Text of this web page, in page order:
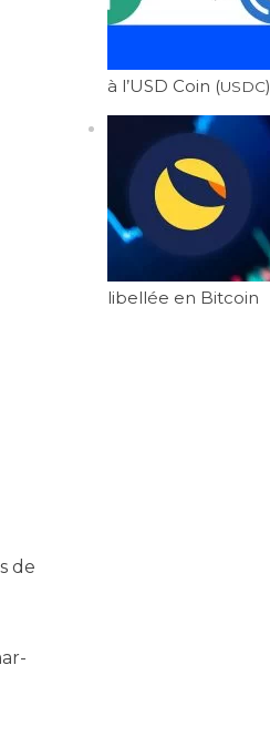
de
à l’USD Coin (USDC)
libellée en Bitcoin